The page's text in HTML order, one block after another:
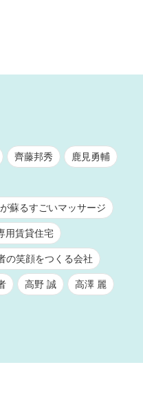
齊藤邦秀 鹿見勇輔
蘇るすごいマッサージ
用賃貸住宅
の笑顔をつくる会社
高野 誠 高澤 麗